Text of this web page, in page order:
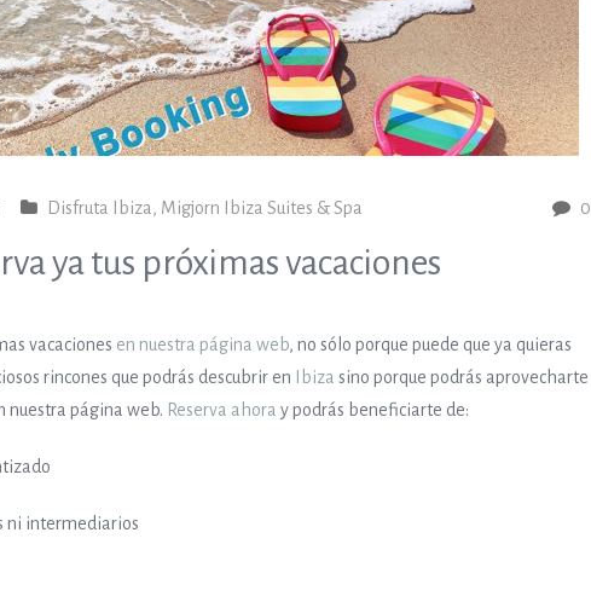
Disfruta Ibiza , Migjorn Ibiza Suites & Spa 0
ya tus próximas vacaciones
vacaciones en nuestra página web, no sólo porque puede que ya quieras
rincones que podrás descubrir en
Ibiza sino porque podrás aprovecharte
nuestra página web. Reserva ahora y podrás beneficiarte de:
ni intermediarios